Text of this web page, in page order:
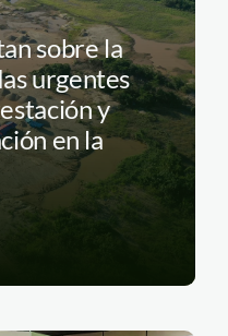
sobre la
urgentes
y
en la